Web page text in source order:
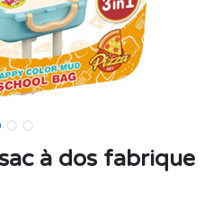
à dos fabrique